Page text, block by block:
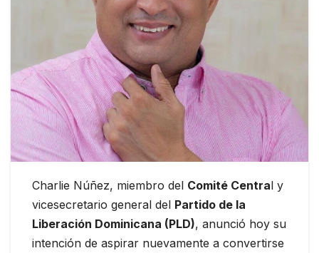
Charlie Núñez, miembro del Comité Central y
vicesecretario general del Partido de la
Liberación Dominicana (PLD), anunció hoy su
intención de aspirar nuevamente a convertirse